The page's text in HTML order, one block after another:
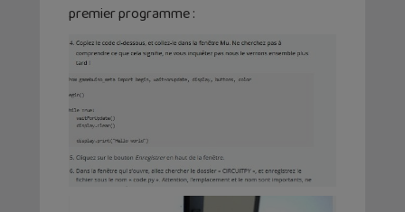
premier programme :